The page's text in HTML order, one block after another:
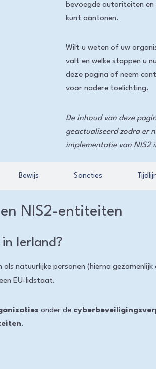
bevoegde autoriteiten en
kunt aantonen.
Wilt u weten of uw
valt en welke stappen u
deze pagina of neem
voor nadere toelichting.
De inhoud van deze
geactualiseerd zodra er
implementatie van NIS2
Bewijs Sancties
NIS2-entiteiten
Ierland?
natuurlijke personen (hierna gezamenlijk
EU-lidstaat.
onder de
.